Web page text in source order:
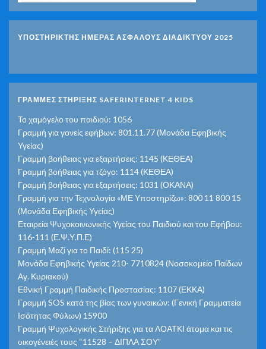
ΥΠΟΣΤΗΡΙΚΤΗΣ ΗΜΕΡΑΣ ΑΣΦΑΛΟΥΣ ΔΙΑΔΙΚΤΥΟΥ 2025
ΓΡΑΜΜΕΣ ΣΤΗΡΙΞΗΣ SAFERINTERNET 4 KIDS
Το χαμόγελο του παιδιού: 1056
Γραμμή για γονείς εφήβων: 801.11.77 (Μονάδα Εφηβικής
Υγείας)
Γραμμή βοήθειας για εξαρτήσεις: 1145 (ΚΕΘΕΑ)
Γραμμή βοήθειας για τζόγο: 1114 (ΚΕΘΕΑ)
Γραμμή βοήθειας για εξαρτήσεις: 1031 (ΟΚΑΝΑ)
Γραμμή για την Τεχνολογία «ΜΕ Υποστηρίζω»: 800 11 800 15
(Μονάδα Εφηβικής Υγείας)
Εταιρεία Ψυχοκοινωνικής Υγείας του Παιδιού και του Εφήβου:
116-111 (Ε.Ψ.Υ.Π.Ε)
Γραμμή Μαζί για το Παιδί: (115 25)
Μονάδα Εφηβικής Υγείας 210- 7710824 (Νοσοκομείο Παίδων
Αγ. Κυριακού)
Εθνική Γραμμή Παιδικής Προστασίας: 1107 (ΕΚΚΑ)
Γραμμή SOS κατά της βίας των γυναικών: (Γενική Γραμματεία
Ισότητας Φύλων) 15900
Γραμμή Ψυχολογικής Στήριξης για τα ΛΟΑΤΚΙ άτομα και τις
οικογένειές τους “11528 – ΔΙΠΛΑ ΣΟΥ”